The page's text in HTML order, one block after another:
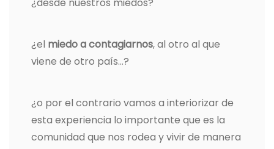
¿desde nuestros miedos?
¿el miedo a contagiarnos, al otro al que
viene de otro país…?
¿o por el contrario vamos a interiorizar de
esta experiencia lo importante que es la
comunidad que nos rodea y vivir de manera